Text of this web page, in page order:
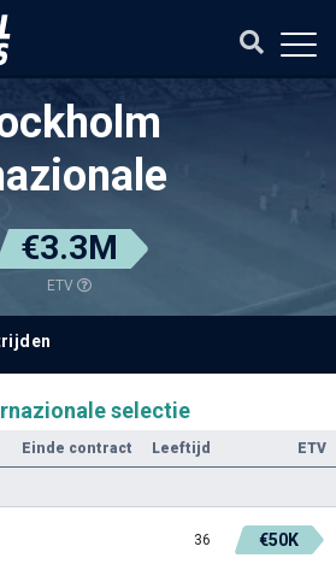
€3.3M
ETV
selectie
Einde contract Leeftijd ETV
36 €50K